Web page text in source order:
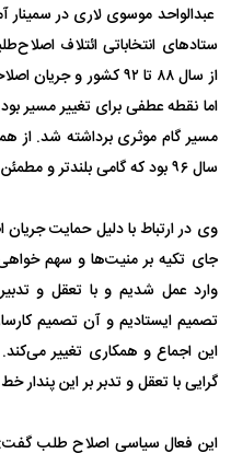
عبدالواحد موسوی لاری در
مسیر گام موثری برداشته شد. از
سال ۹۶ بود که گامی بلندتر و مطمئن تر برداشته شود.
وی در ارتباط با دلیل حمایت
جای تکیه بر منیت‌ها و سهم
وارد عمل شدیم و با تعقل و
این اجماع و همکاری تغییر
گرایی با تعقل و تدبر بر این پندار